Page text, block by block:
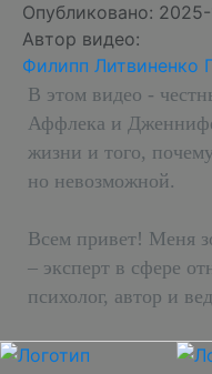
Опубликовано:
Автор видео:
Филипп Литвиненко
В этом видео -
Аффлека и
жизни и того,
но невозможной.
Всем привет! Меня
– эксперт в сфере
психолог, автор и